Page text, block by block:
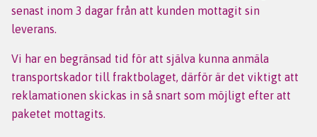
senast inom 3 dagar från att kunden mottagit sin
leverans.
Vi har en begränsad tid för att själva kunna anmäla
transportskador till fraktbolaget, därför är det viktigt att
reklamationen skickas in så snart som möjligt efter att
paketet mottagits.